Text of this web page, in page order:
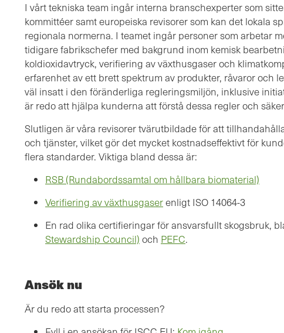
I vårt tekniska team ingår interna branschexperter som
kommittéer samt europeiska revisorer som kan det lokala
regionala normerna. I teamet ingår personer som arbetar
tidigare fabrikschefer med bakgrund inom kemisk
koldioxidavtryck, verifiering av växthusgaser och
erfarenhet av ett brett spektrum av produkter, råvaror och
väl insatt i den föränderliga regleringsmiljön, inklusive
är redo att hjälpa kunderna att förstå dessa regler och
Slutligen är våra revisorer tvärutbildade för att
och tjänster, vilket gör det mycket kostnadseffektivt för
flera standarder. Viktiga bland dessa är:
RSB (Rundabordssamtal om hållbara biomaterial)
Verifiering av växthusgaserenligt ISO 14064-3
En rad olika certifieringar för ansvarsfullt skogsbruk,
Stewardship Council) och PEFC.
Ansök nu
Är du redo att starta processen?